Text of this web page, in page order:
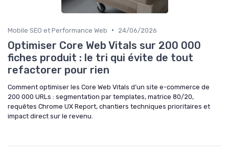
Mobile SEO et Performance Web • 24/06/2026
Optimiser Core Web Vitals sur 200 000
fiches produit : le tri qui évite de tout
refactorer pour rien
Comment optimiser les Core Web Vitals d’un site e-commerce de
200 000 URLs : segmentation par templates, matrice 80/20,
requêtes Chrome UX Report, chantiers techniques prioritaires et
impact direct sur le revenu.